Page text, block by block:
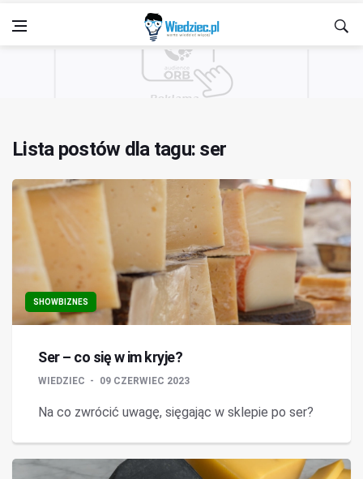
Lista postów dla tagu: ser
SHOWBIZNES
Ser – co się w im kryje?
WIEDZIEC 09 CZERWIEC 2023
Na co zwrócić uwagę, sięgając w sklepie po ser?